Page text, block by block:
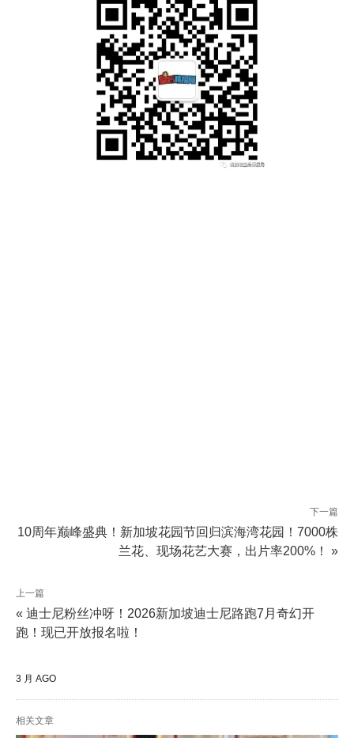
下一篇
10周年巅峰盛典！新加坡花园节回归滨海湾花园！7000株
兰花、现场花艺大赛，出片率200%！ »
上一篇
« 迪士尼粉丝冲呀！2026新加坡迪士尼路跑7月奇幻开
跑！现已开放报名啦！
3 月 AGO
相关文章